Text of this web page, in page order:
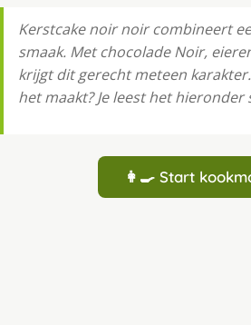
Kerstcake noir noir combineert
smaak. Met chocolade Noir,
krijgt dit gerecht meteen
het maakt? Je leest het hieronder
👩‍🍳 Start